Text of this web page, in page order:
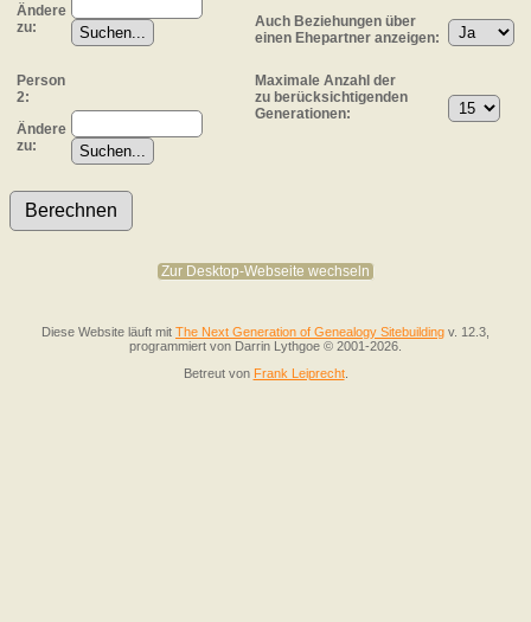
Ändere
zu:
Person
2:
Ändere
zu:
Auch Beziehungen über
einen Ehepartner anzeigen:
Maximale Anzahl der
zu berücksichtigenden
Generationen:
Zur Desktop-Webseite wechseln
Diese Website läuft mit The Next Generation of Genealogy Sitebuilding v. 12.3,
programmiert von Darrin Lythgoe © 2001-2026.
Betreut von Frank Leiprecht.